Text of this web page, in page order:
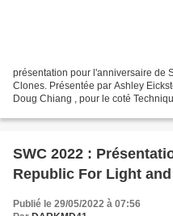
présentation pour l'anniversaire de
Clones. Présentée par Ashley
Doug Chiang , pour le coté
SWC 2022 :
Republic For Light
Publié le 29/05/2022 à 07:56